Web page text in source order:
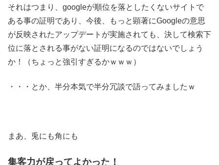
それはつまり、googleが順位を落としたくないサイトで
ある事の証明であり、今後、もっと顕著にGoogleの意思
が反映されたアップデートが実施されても、決して検索下
位に落とされる事がない証明になるのではないでしょう
か！（ちょっと強引すぎるかｗｗｗ）
・・・とか、半分本気で半分冗談で語ってみましたｗ
まあ、兎にも角にも
集客力が戻ってよかった！